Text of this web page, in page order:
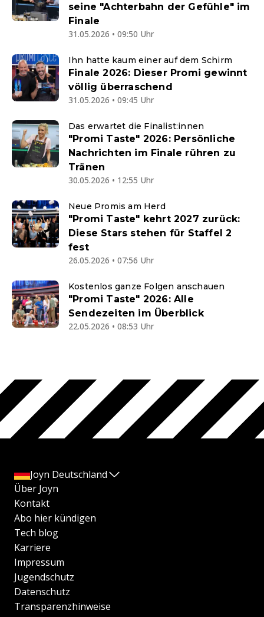
seine "Achterbahn der Gefühle" im
Finale
31.05.2026 • 09:50 Uhr
Ihn hatte kaum einer auf dem Schirm
Finale 2026: Dieser Promi gewinnt
völlig überraschend
31.05.2026 • 09:45 Uhr
Das erwartet die Finalist:innen
"Promi Taste" 2026: Persönliche
Nachrichten im Finale rühren zu
Tränen
30.05.2026 • 12:55 Uhr
Neue Promis am Herd
"Promi Taste" kehrt 2027 zurück:
Diese Stars stehen für Staffel 2
fest
26.05.2026 • 07:56 Uhr
Kostenlos ganze Folgen anschauen
"Promi Taste" 2026: Alle
Sendezeiten im Überblick
22.05.2026 • 08:53 Uhr
Joyn Deutschland
Über Joyn
Kontakt
Abo hier kündigen
Tech blog
Karriere
Impressum
Jugendschutz
Datenschutz
Transparenzhinweise